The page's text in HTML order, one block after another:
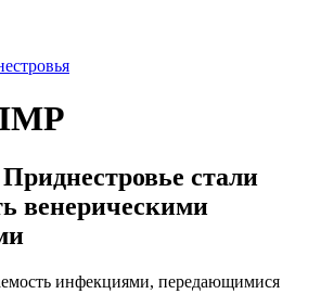
стали
венерическими
инфекциями, передающимися